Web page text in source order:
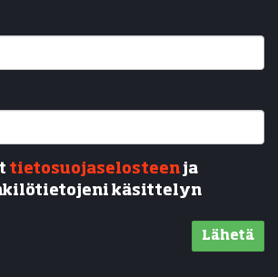
tietosuojaselosteen ja
käsittelyn
Lähetä